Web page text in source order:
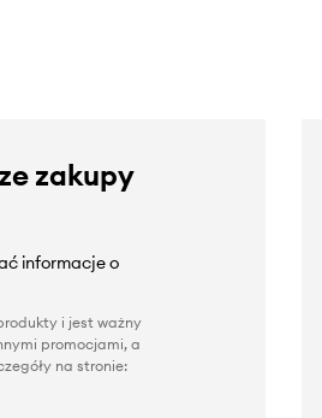
zakupy
informacje o
i jest ważny
promocjami, a
na stronie: